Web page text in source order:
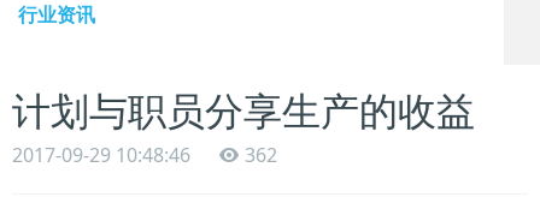
行业资讯
计划与职员分享生产的收益
2017-09-29 10:48:46 362